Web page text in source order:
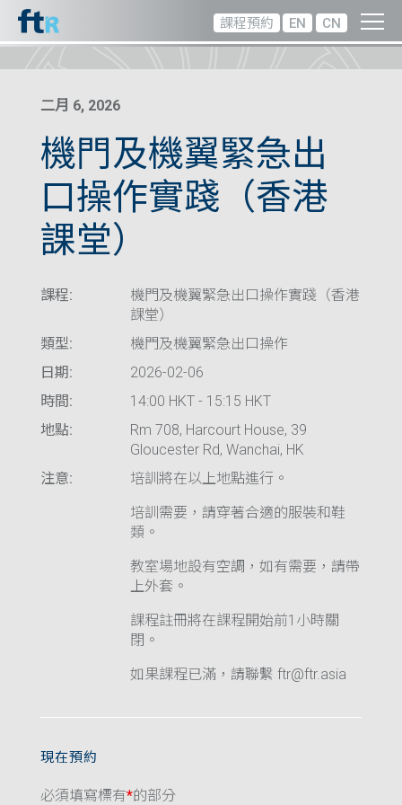
課程預約 EN CN
二月 6, 2026
機門及機翼緊急出
口操作實踐（香港
課堂）
課程:
機門及機翼緊急出口操作實踐（香港
課堂）
類型:
機門及機翼緊急出口操作
日期:
2026-02-06
時間:
14:00 HKT - 15:15 HKT
地點:
Rm 708, Harcourt House, 39
Gloucester Rd, Wanchai, HK
注意:
培訓將在以上地點進行。
培訓需要，請穿著合適的服裝和鞋
類。
教室場地設有空調，如有需要，請帶
上外套。
課程註冊將在課程開始前1小時關
閉。
如果課程已滿，請聯繫 ftr@ftr.asia
現在預約
必須填寫標有*的部分